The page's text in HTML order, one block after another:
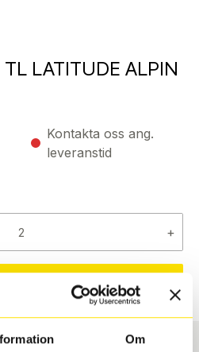
Om
LATITUDE ALPIN
Kontakta oss ang.
leveranstid
+